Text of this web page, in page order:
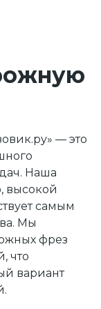
— это
Наша
высокой
самым
Мы
фрез
что
вариант